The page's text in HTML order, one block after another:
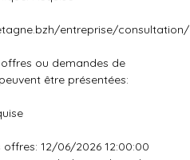
entreprise/consultation/
ou demandes de
être présentées:
12/06/2026 12:00:00